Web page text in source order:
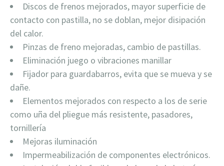
Discos de frenos mejorados, mayor superficie de
contacto con pastilla, no se doblan, mejor disipación
del calor.
Pinzas de freno mejoradas, cambio de pastillas.
Eliminación juego o vibraciones manillar
Fijador para guardabarros, evita que se mueva y se
dañe.
Elementos mejorados con respecto a los de serie
como uña del pliegue más resistente, pasadores,
tornillería
Mejoras iluminación
Impermeabilización de componentes electrónicos.